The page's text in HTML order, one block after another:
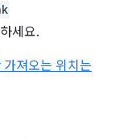
세요.
져오는 위치는